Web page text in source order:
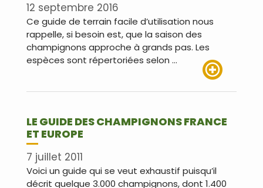
12 septembre 2016
Ce guide de terrain facile d’utilisation nous
rappelle, si besoin est, que la saison des
champignons approche à grands pas. Les
espèces sont répertoriées selon …
LE GUIDE DES CHAMPIGNONS FRANCE
ET EUROPE
7 juillet 2011
Voici un guide qui se veut exhaustif puisqu’il
décrit quelque 3.000 champignons, dont 1.400